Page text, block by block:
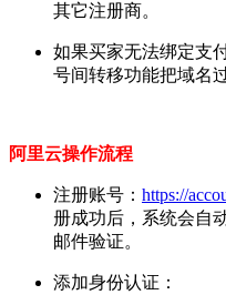
其它注册商。
如果买家无法绑定支
号间转移功能把域名
阿里云操作流程
注册账号： https://
册成功后，系统会自
邮件验证。
添加身份认证：